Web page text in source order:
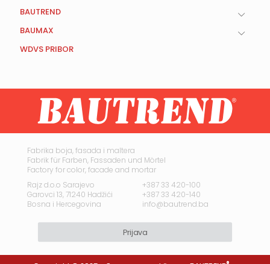
BAUTREND
BAUMAX
WDVS PRIBOR
Fabrika boja, fasada i maltera
Fabrik für Farben, Fassaden und Mörtel
Factory for color, facade and mortar
Rajz d.o.o Sarajevo
Garovci 13, 71240 Hadžići
Bosna i Hercegovina
+387 33 420-100
+387 33 420-140
info@bautrend.ba
Prijava